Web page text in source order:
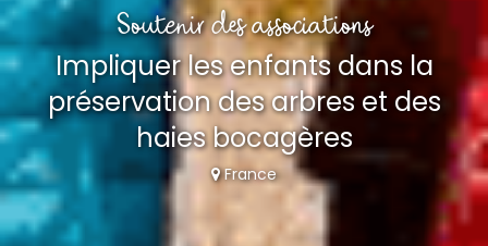
Soutenir des associations
Impliquer les enfants dans la
préservation des arbres et des
haies bocagères
France